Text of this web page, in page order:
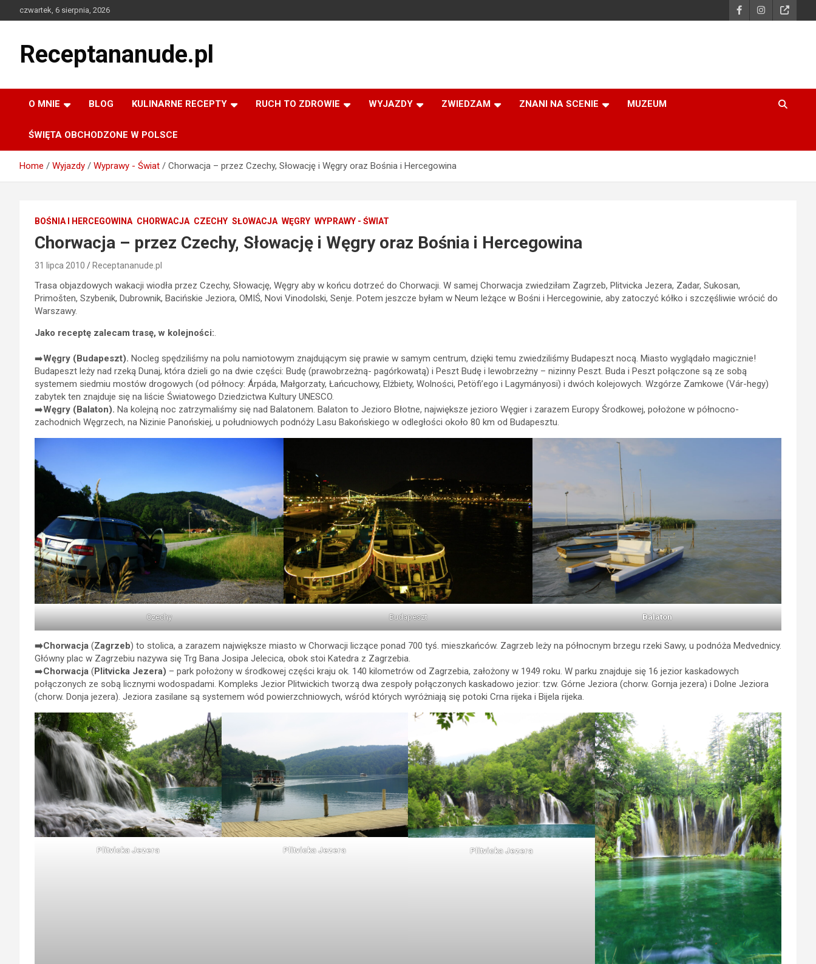
to
czwartek, 6 sierpnia, 2026
Receptananude.pl
O MNIE BLOG KULINARNE RECEPTY RUCH TO ZDROWIE WYJAZDY ZWIEDZAM ZNANI NA SCENIE MUZEUM
ŚWIĘTA OBCHODZONE W POLSCE
Home Wyjazdy Wyprawy - Świat Chorwacja – przez Czechy, Słowację i Węgry oraz Bośnia i Hercegowina
BOŚNIA I HERCEGOWINA CHORWACJA CZECHY SŁOWACJA WĘGRY WYPRAWY - ŚWIAT
Chorwacja – przez Czechy, Słowację i Węgry oraz Bośnia i Hercegowina
31 lipca 2010 Receptananude.pl
Trasa objazdowych wakacji wiodła przez Czechy, Słowację, Węgry aby w końcu dotrzeć do Chorwacji. W samej Chorwacja zwiedziłam Zagrzeb, Plitvicka Jezera, Zadar, Sukosan,
Primošten, Szybenik, Dubrownik, Bacińskie Jeziora, OMIŚ, Novi Vinodolski, Senje. Potem jeszcze byłam w Neum leżące w Bośni i Hercegowinie, aby zatoczyć kółko i szczęśliwie wrócić do
Warszawy.
Jako receptę zalecam trasę, w kolejności:.
➡️Węgry (Budapeszt). Nocleg spędziliśmy na polu namiotowym znajdującym się prawie w samym centrum, dzięki temu zwiedziliśmy Budapeszt nocą. Miasto wyglądało magicznie!
Budapeszt leży nad rzeką Dunaj, która dzieli go na dwie części: Budę (prawobrzeżną- pagórkowatą) i Peszt Budę i lewobrzeżny – nizinny Peszt. Buda i Peszt połączone są ze sobą
systemem siedmiu mostów drogowych (od północy: Árpáda, Małgorzaty, Łańcuchowy, Elżbiety, Wolności, Petöfi’ego i Lagymányosi) i dwóch kolejowych. Wzgórze Zamkowe (Vár-hegy)
zabytek ten znajduje się na liście Światowego Dziedzictwa Kultury UNESCO.
➡️Węgry (Balaton). Na kolejną noc zatrzymaliśmy się nad Balatonem. Balaton to Jezioro Błotne, największe jezioro Węgier i zarazem Europy Środkowej, położone w północno-
zachodnich Węgrzech, na Nizinie Panońskiej, u południowych podnóży Lasu Bakońskiego w odległości około 80 km od Budapesztu.
Czechy Budapeszt Balaton
➡️Chorwacja (Zagrzeb) to stolica, a zarazem największe miasto w Chorwacji liczące ponad 700 tyś. mieszkańców. Zagrzeb leży na północnym brzegu rzeki Sawy, u podnóża Medvednicy.
Główny plac w Zagrzebiu nazywa się Trg Bana Josipa Jelecica, obok stoi Katedra z Zagrzebia.
➡️Chorwacja (Plitvicka Jezera) – park położony w środkowej części kraju ok. 140 kilometrów od Zagrzebia, założony w 1949 roku. W parku znajduje się 16 jezior kaskadowych
połączonych ze sobą licznymi wodospadami. Kompleks Jezior Plitwickich tworzą dwa zespoły połączonych kaskadowo jezior: tzw. Górne Jeziora (chorw. Gornja jezera) i Dolne Jeziora
(chorw. Donja jezera). Jeziora zasilane są systemem wód powierzchniowych, wśród których wyróżniają się potoki Crna rijeka i Bijela rijeka.
Plitvicka Jezera Plitvicka Jezera Plitvicka Jezera